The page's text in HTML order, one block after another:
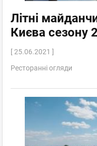
Літні
Києва сезону
[ 25.06.2021 ]
Ресторанні огляди